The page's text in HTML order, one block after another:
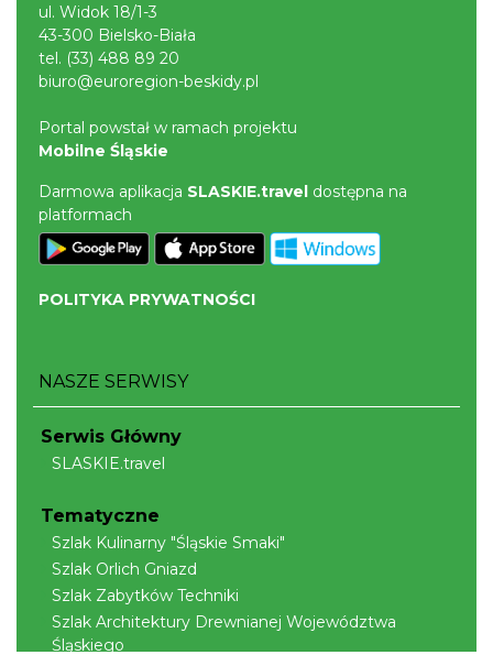
2026-08-08
0.24 km
Cieszyn
0.26 km
Cieszyn
ul. Widok 18/1-3
43-300 Bielsko-Biała
tel. (33) 488 89 20
biuro@euroregion-beskidy.pl
Portal powstał w ramach projektu
Mobilne Śląskie
Darmowa aplikacja SLASKIE.travel dostępna na
platformach
POLITYKA PRYWATNOŚCI
NASZE SERWISY
Serwis Główny
SLASKIE.travel
Tematyczne
Szlak Kulinarny "Śląskie Smaki"
Szlak Orlich Gniazd
Szlak Zabytków Techniki
Szlak Architektury Drewnianej Województwa
Śląskiego